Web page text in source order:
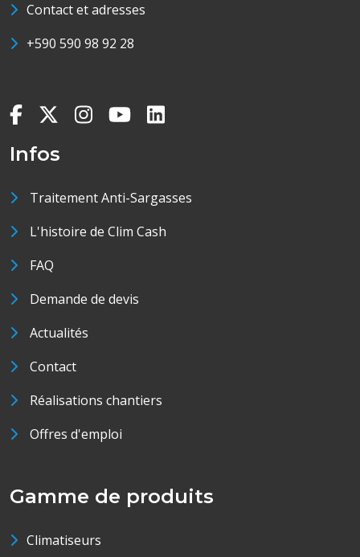
Contact et adresses
+590 590 98 92 28
Infos
Traitement Anti-Sargasses
L'histoire de Clim Cash
FAQ
Demande de devis
Actualités
Contact
Réalisations chantiers
Offres d'emploi
Gamme de produits
Climatiseurs